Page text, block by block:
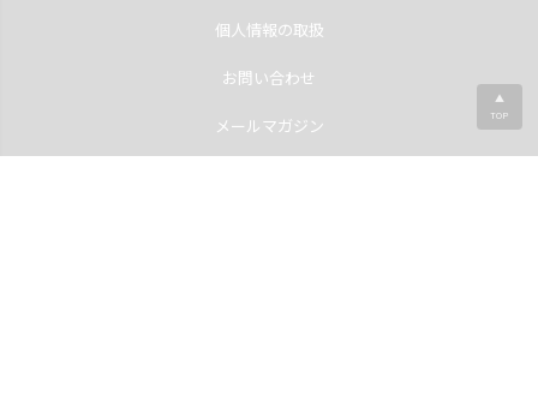
▲
TOP
個人情報の取扱
お問い合わせ
メールマガジン